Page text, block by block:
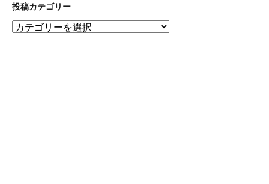
ア
カ
投稿カテゴリー
投